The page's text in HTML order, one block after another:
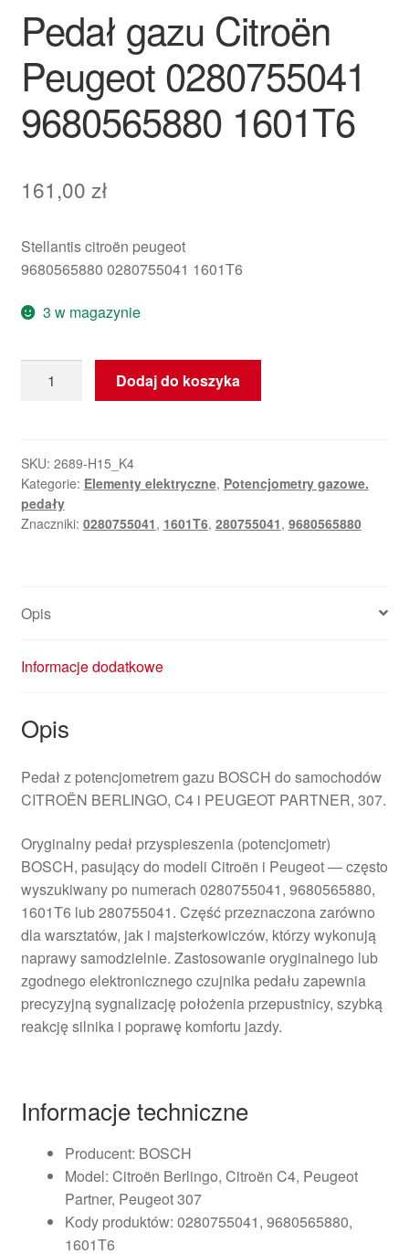
Zamówienia
Zasady i warunki
Pedał gazu Citroën
Peugeot 0280755041
9680565880 1601T6
161,00 zł
Stellantis citroën peugeot
9680565880 0280755041 1601T6
3 w magazynie
Pedał
Peugeot
0280755041
9680565880
1601T6
Dodaj do koszyka
SKU: 2689-H15_K4
Kategorie: Elementy elektryczne, Potencjometry gazowe.
pedały
Znaczniki: 0280755041, 1601T6, 280755041, 9680565880
Opis
Informacje dodatkowe
Opis
Pedał z potencjometrem gazu BOSCH do samochodów
CITROËN BERLINGO, C4 i PEUGEOT PARTNER, 307.
Oryginalny pedał przyspieszenia (potencjometr)
BOSCH, pasujący do modeli Citroën i Peugeot — często
wyszukiwany po numerach 0280755041, 9680565880,
1601T6 lub 280755041. Część przeznaczona zarówno
dla warsztatów, jak i majsterkowiczów, którzy wykonują
naprawy samodzielnie. Zastosowanie oryginalnego lub
zgodnego elektronicznego czujnika pedału zapewnia
precyzyjną sygnalizację położenia przepustnicy, szybką
reakcję silnika i poprawę komfortu jazdy.
Informacje techniczne
Producent: BOSCH
Model: Citroën Berlingo, Citroën C4, Peugeot
Partner, Peugeot 307
Kody produktów: 0280755041, 9680565880,
1601T6